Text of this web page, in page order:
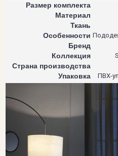
Размер комплекта
Материал
Ткань
Особенности
Бренд
Коллекция
Страна производства
Упаковка ПВХ-